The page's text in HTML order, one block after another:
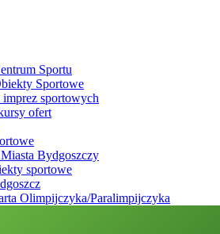
Sportu
Sportowe
sportowych
ofert
Bydgoszczy
sportowe
Olimpijczyka/Paralimpijczyka